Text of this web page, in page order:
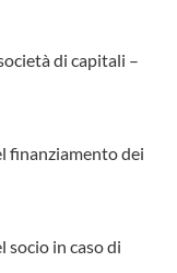
di capitali –
finanziamento dei
socio in caso di